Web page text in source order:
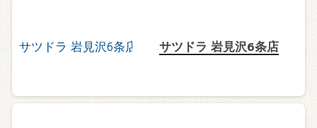
サツドラ 岩見沢6条店